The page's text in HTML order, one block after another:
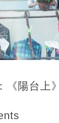
《陽台上